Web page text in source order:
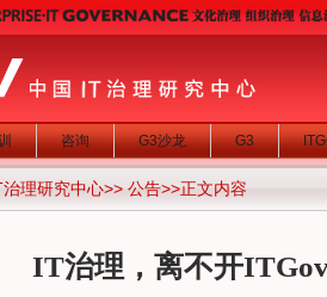
咨询 G3沙龙 G3
理研究中心>> 公告>>正文内容
IT治理，离不开